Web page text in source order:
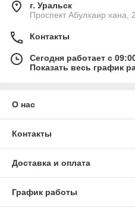
г. Уральск
Проспект Абулхаир хана,
Контакты
Сегодня работает с
Показать весь график
О нас
Контакты
Доставка и оплата
График работы